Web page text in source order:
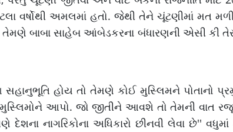
વર્ષોથી અમલમાં હતો. જેથી તેને ચૂંટણીમાં મત
તેમણે બાબા સાહેબ આંબેડકરના બંધારણની એસી કી
હોય તો તેમણે કોઈ મુસ્લિમને પોતાનો
મુસ્લિમોને આપો. જો જીતીને આવશે તો તેમની વાત
નાગરિકોના અધિકારો છીનવી લેવા છે''